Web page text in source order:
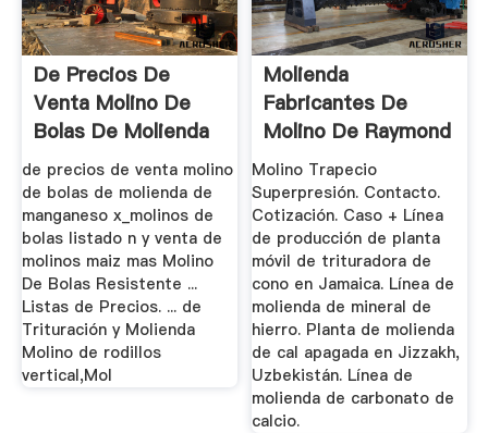
De Precios De
Venta Molino De
Bolas De Molienda
De Manganeso X
de precios de venta molino
de bolas de molienda de
manganeso x_molinos de
bolas listado n y venta de
molinos maiz mas Molino
De Bolas Resistente ...
Listas de Precios. ... de
Trituración y Molienda
Molino de rodillos
vertical,Mol
Molienda
Fabricantes De
Molino De Raymond
En La Chile
Molino Trapecio
Superpresión. Contacto.
Cotización. Caso + Línea
de producción de planta
móvil de trituradora de
cono en Jamaica. Línea de
molienda de mineral de
hierro. Planta de molienda
de cal apagada en Jizzakh,
Uzbekistán. Línea de
molienda de carbonato de
calcio.